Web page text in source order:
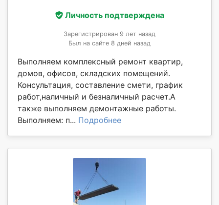
Личность подтверждена
Зарегистрирован 9 лет назад
Был на сайте 8 дней назад
Выполняем комплексный ремонт квартир,
домов, офисов, складских помещений.
Консультация, составление смети, график
работ,наличный и безналичный расчет.А
также выполняем демонтажные работы.
Выполняем: п... Подробнее